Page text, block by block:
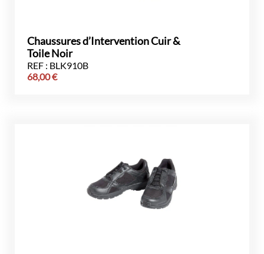
Chaussures d’Intervention Cuir &
Toile Noir
REF : BLK910B
68,00€